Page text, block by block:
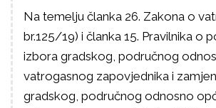
Na temelju članka 26. Zakona o
br.125/19) i članka 15. Pravilnika o
izbora gradskog, područnog
vatrogasnog zapovjednika i
gradskog, područnog odnosno